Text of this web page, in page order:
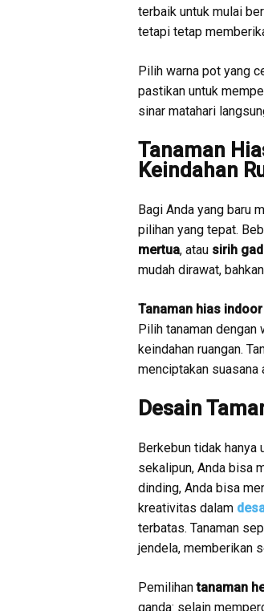
terbaik untuk mulai
tetapi tetap
Pilih warna pot yang
pastikan untuk
sinar matahari
Tanaman
Keindahan
Bagi Anda yang baru
pilihan yang tepat.
mertua, atau sirih
mudah dirawat,
Tanaman hias indoor
Pilih tanaman dengan
keindahan ruangan.
menciptakan suasana
Desain
Berkebun tidak hanya
sekalipun, Anda bisa
dinding, Anda bisa
kreativitas dalam
terbatas. Tanaman
jendela, memberikan
Pemilihantanaman
ganda: selain